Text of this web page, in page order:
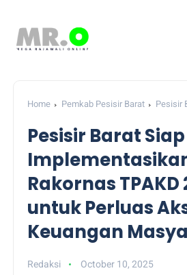
Home Pemkab Pesisir Barat
Pesisir
Akses Keuangan Masyarakat
Pesisir Barat Siap
Rakornas TPAKD
untuk Perluas
Keuangan
Redaksi October 10, 2025